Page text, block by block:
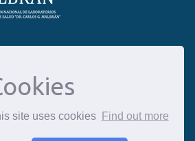
site uses cookies Find out more